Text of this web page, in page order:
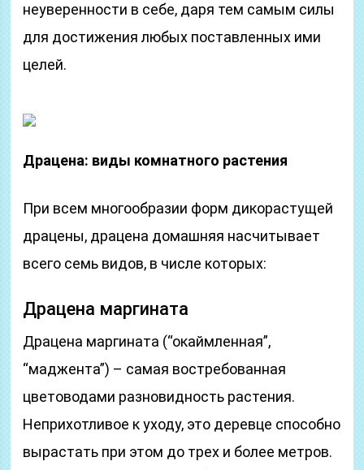
неуверенности в себе, даря тем самым силы
для достижения любых поставленных ими
целей.
Драцена: виды комнатного растения
При всем многообразии форм дикорастущей
драцены, драцена домашняя насчитывает
всего семь видов, в числе которых:
Драцена маргината
Драцена маргината (“окаймленная”,
“маджента”) – самая востребованная
цветоводами разновидность растения.
Неприхотливое к уходу, это деревце способно
вырастать при этом до трех и более метров.